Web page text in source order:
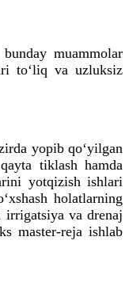
muammolar
to‘liq va uzluksiz
yopib qo‘yilgan
tiklash hamda
yotqizish ishlari
holatlarning
va drenaj
master-reja ishlab